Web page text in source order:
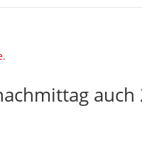
auch